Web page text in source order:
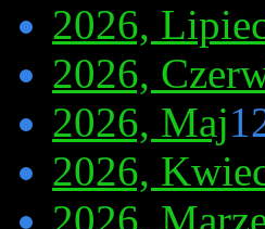
2026,
2026,
2026, Maj
2026,